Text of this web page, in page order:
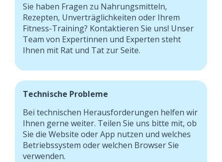
Sie haben Fragen zu Nahrungsmitteln,
Rezepten, Unverträglichkeiten oder Ihrem
Fitness-Training? Kontaktieren Sie uns! Unser
Team von Expertinnen und Experten steht
Ihnen mit Rat und Tat zur Seite.
Technische Probleme
Bei technischen Herausforderungen helfen wir
Ihnen gerne weiter. Teilen Sie uns bitte mit, ob
Sie die Website oder App nutzen und welches
Betriebssystem oder welchen Browser Sie
verwenden.